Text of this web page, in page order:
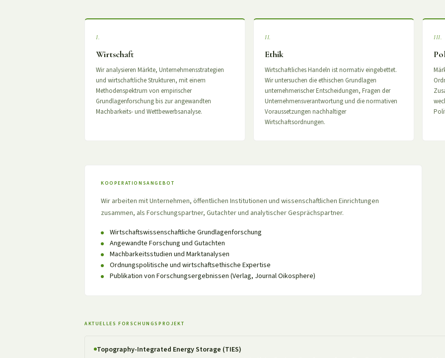
I.
Wirtschaft
Wir analysieren Märkte, Unternehmensstrategien
und wirtschaftliche Strukturen, mit einem
Methodenspektrum von empirischer
Grundlagenforschung bis zur angewandten
Machbarkeits- und Wettbewerbsanalyse.
II.
Ethik
Wirtschaftliches Handeln ist normativ eingebettet.
Wir untersuchen die ethischen Grundlagen
unternehmerischer Entscheidungen, Fragen der
Unternehmensverantwortung und die normativen
Voraussetzungen nachhaltiger
Wirtschaftsordnungen.
III.
KOOPERATIONSANGEBOT
Wir arbeiten mit Unternehmen, öffentlichen Institutionen und wissenschaftlichen Einrichtungen
zusammen, als Forschungspartner, Gutachter und analytischer Gesprächspartner.
Wirtschaftswissenschaftliche Grundlagenforschung
Angewandte Forschung und Gutachten
Machbarkeitsstudien und Marktanalysen
Ordnungspolitische und wirtschaftsethische Expertise
Publikation von Forschungsergebnissen (Verlag, Journal Oikosphere)
AKTUELLES FORSCHUNGSPROJEKT
Topography-Integrated Energy Storage (TIES)